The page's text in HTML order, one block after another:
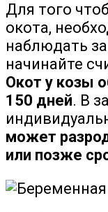
Для того
окота,
наблюдать
начинайте
Окот у козы
150 дней. В
может
или позже